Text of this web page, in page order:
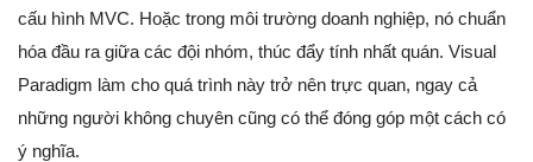
cấu hình MVC. Hoặc trong môi trường doanh nghiệp, nó chuẩn
hóa đầu ra giữa các đội nhóm, thúc đẩy tính nhất quán. Visual
Paradigm làm cho quá trình này trở nên trực quan, ngay cả
những người không chuyên cũng có thể đóng góp một cách có
ý nghĩa.